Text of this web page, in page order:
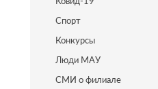
Спорт
Конкурсы
Люди МАУ
СМИ о филиале